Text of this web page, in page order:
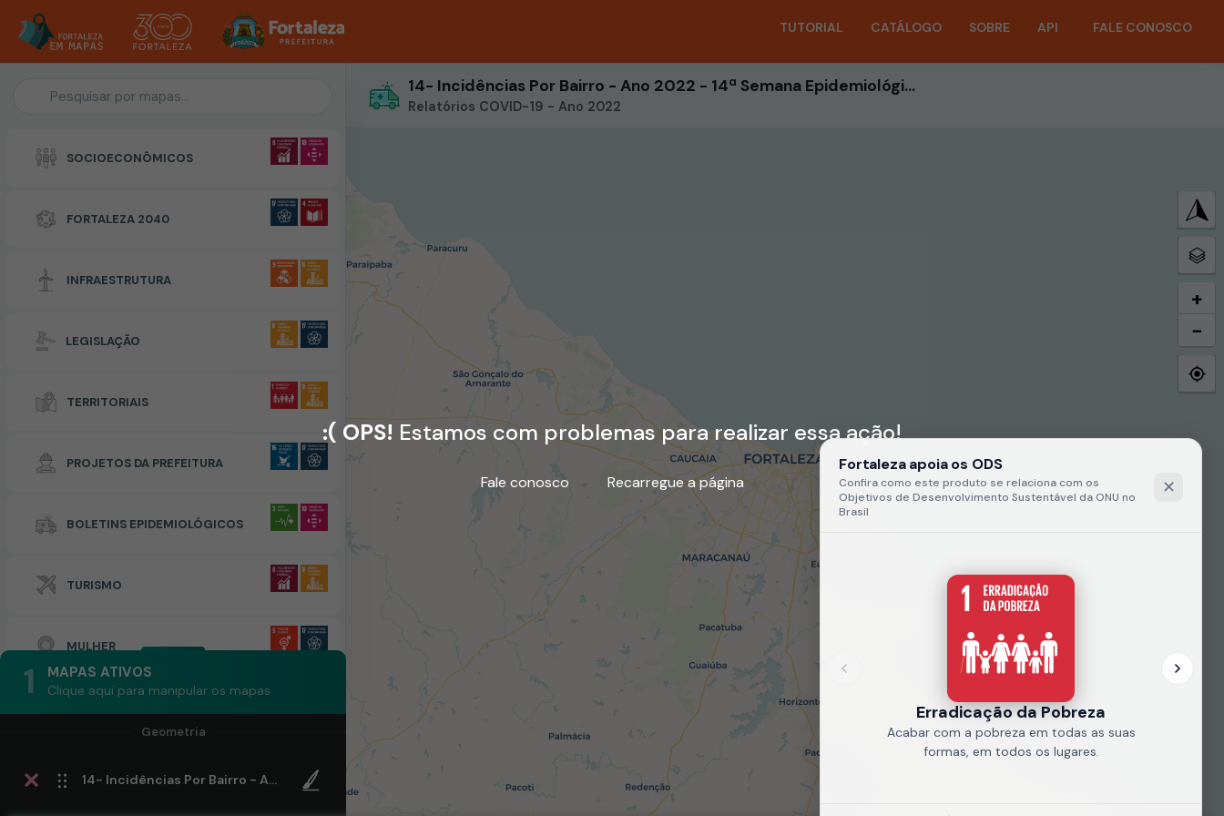
TUTORIAL CATÁLOGO SOBRE API FALE CONOSCO
:( OPS! Estamos com problemas para realizar essa ação!
Fale conosco Recarregue a página
SOCIOECONÔMICOS
FORTALEZA 2040
INFRAESTRUTURA
LEGISLAÇÃO
TERRITORIAIS
PROJETOS DA PREFEITURA
BOLETINS EPIDEMIOLÓGICOS
TURISMO
MULHER
1 MAPAS ATIVOS
Clique aqui para manipular os mapas
14- Incidências Por Bairro - Ano 2022 - 14ª Semana Epidemiológica
Personalização do Mapa
Zonas Especiais de Interesse Social
14- Incidências Por Bairro - Ano 2022 - 14ª Semana Epidemiológica
Relatórios COVID-19 - Ano 2022
+
−